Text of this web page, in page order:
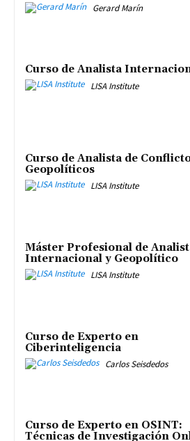
Gerard Marín
Curso de Analista
LISA Institute
Curso de Analista de
Geopolíticos
LISA Institute
Máster Profesional de
Internacional y Geopolítico
LISA Institute
Curso de Experto en
Ciberinteligencia
Carlos Seisdedos
Curso de Experto en OSINT:
Técnicas de Investigación